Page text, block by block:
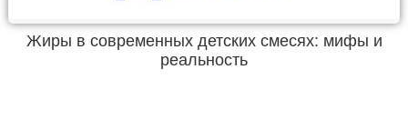
Жиры в современных детских смесях: мифы и
реальность